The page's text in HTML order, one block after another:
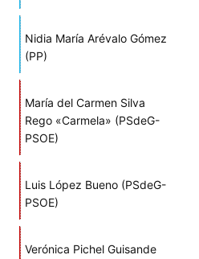
Nidia María Arévalo Gómez
(PP)
María del Carmen Silva
Rego «Carmela» (PSdeG-
PSOE)
Luis López Bueno (PSdeG-
PSOE)
Verónica Pichel Guisande